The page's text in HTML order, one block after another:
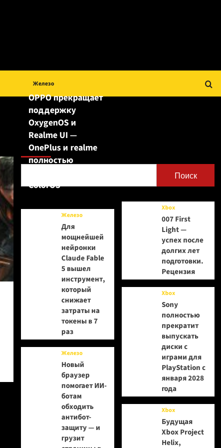
Поиск
Поиск
Железо
OPPO прекращает
поддержку
OxygenOS и
Realme UI —
OnePlus и realme
полностью
ColorOS
Железо
Для
мощнейшей
нейронки
Claude Fable
5 вышел
инструмент,
который
снижает
затраты на
токены в 7
раз
Железо
Новый
браузер
помогает ИИ-
ботам
обходить
антибот-
защиту — и
грузит
Xbox
007 First
Light —
успех после
долгих лет
подготовки.
Рецензия
Xbox
Sony
полностью
прекратит
выпускать
диски с
играми для
PlayStation с
января 2028
года
Xbox
Будущая
Xbox Project
Helix,